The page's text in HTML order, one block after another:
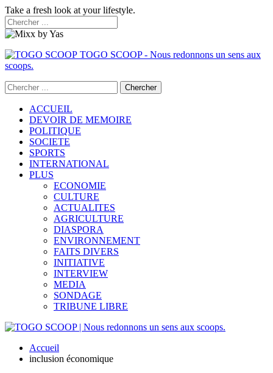
Take a fresh look at your lifestyle.
TOGO SCOOP - Nous redonnons un sens aux
scoops.
ACCUEIL
DEVOIR DE MEMOIRE
POLITIQUE
SOCIETE
SPORTS
INTERNATIONAL
PLUS
ECONOMIE
CULTURE
ACTUALITES
AGRICULTURE
DIASPORA
ENVIRONNEMENT
FAITS DIVERS
INITIATIVE
INTERVIEW
MEDIA
SONDAGE
TRIBUNE LIBRE
Accueil
inclusion économique